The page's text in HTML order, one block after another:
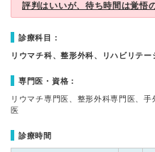
評判はいいが、待ち時間は覚悟
診療科目：
リウマチ科、整形外科、リハビリテー
専門医・資格：
リウマチ専門医、整形外科専門医、
医
診療時間